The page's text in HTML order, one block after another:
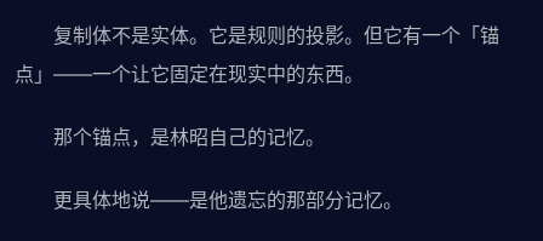
复制体不是实体。它是规则的投影。但它有一个「锚
点」——一个让它固定在现实中的东西。
那个锚点，是林昭自己的记忆。
更具体地说——是他遗忘的那部分记忆。